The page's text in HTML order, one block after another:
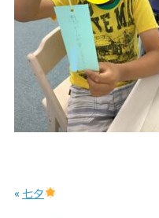
« 七夕